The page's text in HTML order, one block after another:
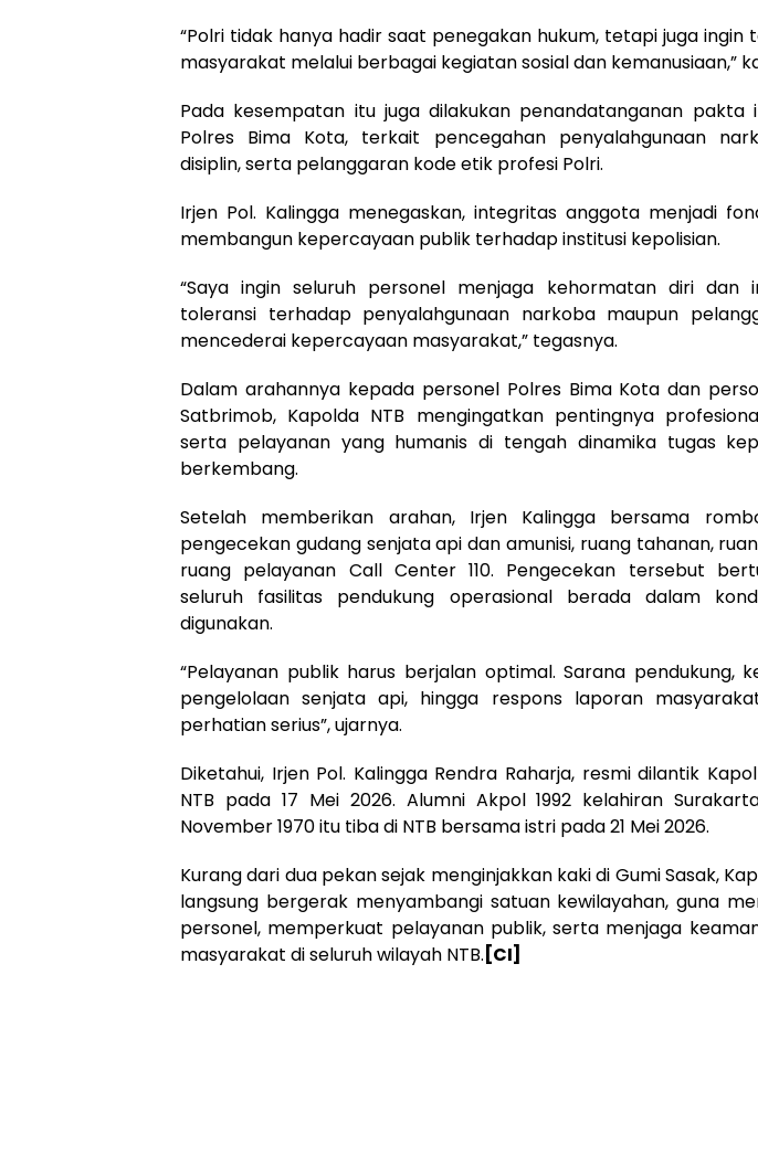
“Polri tidak hanya hadir saat penegakan hukum, tetapi juga ingin
masyarakat melalui berbagai kegiatan sosial dan kemanusiaan,”
Pada kesempatan itu juga dilakukan penandatanganan pakta
Polres Bima Kota, terkait pencegahan penyalahgunaan
disiplin, serta pelanggaran kode etik profesi Polri.
Irjen Pol. Kalingga menegaskan, integritas anggota menjadi
membangun kepercayaan publik terhadap institusi kepolisian.
“Saya ingin seluruh personel menjaga kehormatan diri dan
toleransi terhadap penyalahgunaan narkoba maupun
mencederai kepercayaan masyarakat,” tegasnya.
Dalam arahannya kepada personel Polres Bima Kota dan
Satbrimob, Kapolda NTB mengingatkan pentingnya
serta pelayanan yang humanis di tengah dinamika tugas
berkembang.
Setelah memberikan arahan, Irjen Kalingga bersama
pengecekan gudang senjata api dan amunisi, ruang tahanan,
ruang pelayanan Call Center 110. Pengecekan tersebut
seluruh fasilitas pendukung operasional berada dalam
digunakan.
“Pelayanan publik harus berjalan optimal. Sarana pendukung,
pengelolaan senjata api, hingga respons laporan
perhatian serius”, ujarnya.
Diketahui, Irjen Pol. Kalingga Rendra Raharja, resmi dilantik
NTB pada 17 Mei 2026. Alumni Akpol 1992 kelahiran
November 1970 itu tiba di NTB bersama istri pada 21 Mei 2026.
Kurang dari dua pekan sejak menginjakkan kaki di Gumi Sasak,
langsung bergerak menyambangi satuan kewilayahan, guna
personel, memperkuat pelayanan publik, serta menjaga
masyarakat di seluruh wilayah NTB. [CI]